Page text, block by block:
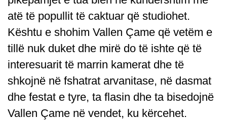
atë të popullit të caktuar që studiohet.
Kështu e shohim Vallen Çame që vetëm e
tillë nuk duket dhe mirë do të ishte që të
interesuarit të marrin kamerat dhe të
shkojnë në fshatrat arvanitase, në dasmat
dhe festat e tyre, ta flasin dhe ta bisedojnë
Vallen Çame në vendet, ku kërcehet.